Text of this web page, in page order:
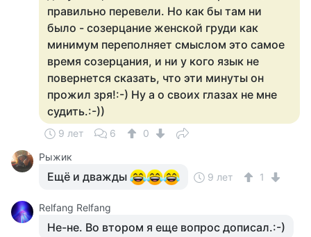
правильно перевели. Но как бы там ни
было - созерцание женской груди как
минимум переполняет смыслом это самое
время созерцания, и ни у кого язык не
повернется сказать, что эти минуты он
прожил зря!:-) Ну а о своих глазах не мне
судить.:-))
9 лет 6
0
Рыжик
Ещё и дважды 9 лет 1
Relfang Relfang
Не-не. Во втором я еще вопрос дописал.:-)